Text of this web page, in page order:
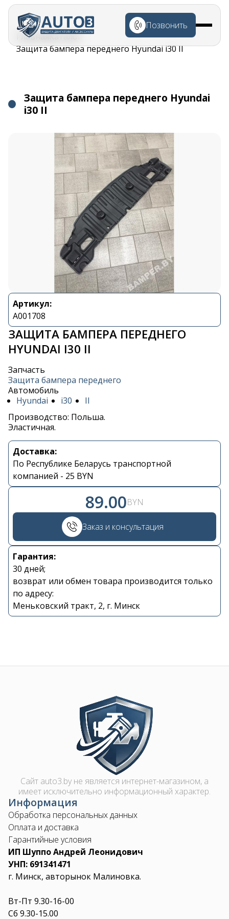
Перейти к
основному
содержанию
Позвонить
Строка
навигации
ГлавнаяКаталог
Защита бампера переднего Hyundai i30 II
Защита бампера переднего Hyundai
i30 II
Артикул:
A001708
ЗАЩИТА БАМПЕРА ПЕРЕДНЕГО
HYUNDAI I30 II
Запчасть
Защита бампера переднего
Автомобиль
Hyundai
i30
II
Производство: Польша.
Эластичная.
Доставка:
По Республике Беларусь транспортной
компанией - 25 BYN
89.00BYN
Заказ и консультация
Гарантия:
30 дней;
возврат или обмен товара производится только
по адресу:
Меньковский тракт, 2, г. Минск
Контакты
+375 29 870 15 80
Viber
shupik21@bk.ru
Image
Сайт auto3.by не является интернет-магазином, а
имеет исключительно информационный характер.
Информация
Обработка персональных данных
Оплата и доставка
Гарантийные условия
ИП Шуппо Андрей Леонидович
УНП: 691341471
г. Минск, авторынок Малиновка.
Вт-Пт 9.30-16-00
Сб 9.30-15.00